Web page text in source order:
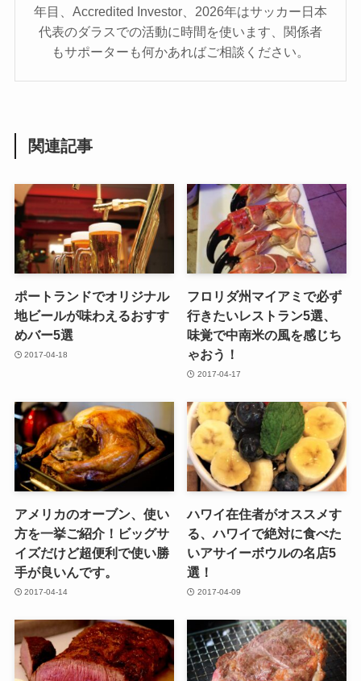
年目、Accredited Investor、2026年はサッカー日本
代表のダラスでの活動に時間を使います、関係者
もサポーターも何かあればご相談ください。
関連記事
ポートランドでオリジナル
地ビールが味わえるおすす
めバー5選
2017-04-18
フロリダ州マイアミで必ず
行きたいレストラン5選、
味覚で中南米の風を感じち
ゃおう！
2017-04-17
アメリカのオーブン、使い
方を一挙ご紹介！ビッグサ
イズだけど超便利で使い勝
手が良いんです。
2017-04-14
ハワイ在住者がオススメす
る、ハワイで絶対に食べた
いアサイーボウルの名店5
選！
2017-04-09